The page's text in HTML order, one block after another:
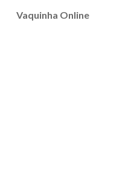
Vaquinha Online